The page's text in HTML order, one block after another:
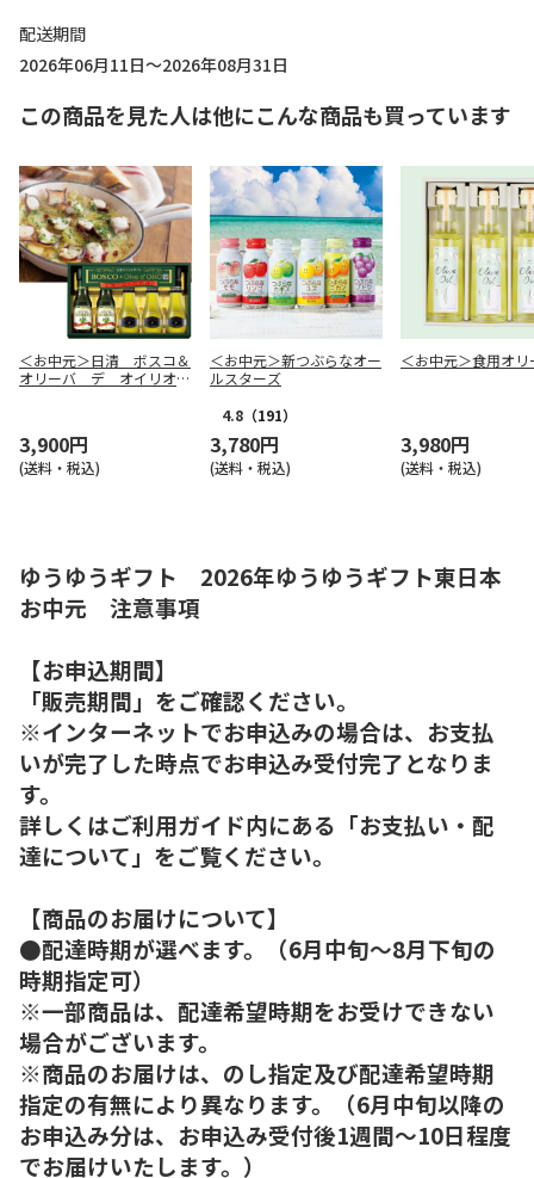
配送期間
2026年06月11日～2026年08月31日
この商品を見た人は他にこんな商品も買っています
＜お中元＞日清 ボスコ＆
オリーバ デ オイリオ
3,900円
(送料・税込)
＜お中元＞新つぶらなオー
ルスターズ
4.8 （191）
3,780円
(送料・税込)
＜お中元＞食用オリ
3,980円
(送料・税込)
ゆうゆうギフト 2026年ゆうゆうギフト東日本
お中元 注意事項
【お申込期間】
「販売期間」をご確認ください。
※インターネットでお申込みの場合は、お支払
いが完了した時点でお申込み受付完了となりま
す。
詳しくはご利用ガイド内にある「お支払い・配
達について」をご覧ください。
【商品のお届けについて】
●配達時期が選べます。（6月中旬～8月下旬の
時期指定可）
※一部商品は、配達希望時期をお受けできない
場合がございます。
※商品のお届けは、のし指定及び配達希望時期
指定の有無により異なります。（6月中旬以降の
お申込み分は、お申込み受付後1週間～10日程度
でお届けいたします。）